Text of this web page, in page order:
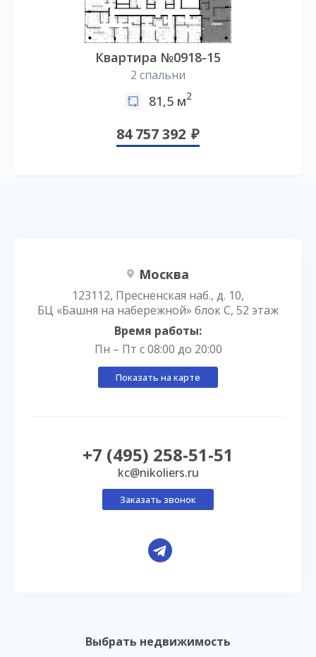
Квартира №0918-15
2 спальни
81,5 м2
84 757 392
Выбрать недвижимость
Москва
123112, Пресненская наб., д. 10,
БЦ «Башня на набережной» блок С, 52 этаж
Время работы:
Пн – Пт с 08:00 до 20:00
Показать на карте
+7 (495) 258-51-51
kc@nikoliers.ru
Заказать звонок